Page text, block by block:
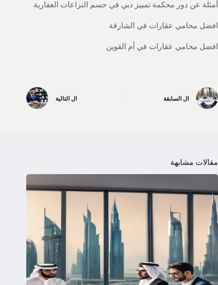
أمثلة عن دور محكمة تمييز دبي في حسم النزاعات العقارية
افضل محامي عقارات في الشارقة
افضل محامي عقارات في أم القوين
ال السابقة ال التالية
مقالات مشابهة